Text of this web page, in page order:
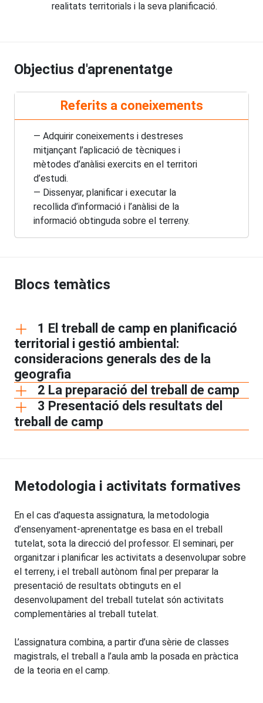
realitats territorials i la seva planificació.
Objectius d'aprenentatge
Referits a coneixements
— Adquirir coneixements i destreses
mitjançant l’aplicació de tècniques i
mètodes d’anàlisi exercits en el territori
d’estudi.
— Dissenyar, planificar i executar la
recollida d’informació i l’anàlisi de la
informació obtinguda sobre el terreny.
Blocs temàtics
1 El treball de camp en planificació
territorial i gestió ambiental:
consideracions generals des de la
geografia
2 La preparació del treball de camp
3 Presentació dels resultats del
treball de camp
Metodologia i activitats formatives
En el cas d’aquesta assignatura, la metodologia
d’ensenyament-aprenentatge es basa en el treball
tutelat, sota la direcció del professor. El seminari, per
organitzar i planificar les activitats a desenvolupar sobre
el terreny, i el treball autònom final per preparar la
presentació de resultats obtinguts en el
desenvolupament del treball tutelat són activitats
complementàries al treball tutelat.
L’assignatura combina, a partir d’una sèrie de classes
magistrals, el treball a l’aula amb la posada en pràctica
de la teoria en el camp.